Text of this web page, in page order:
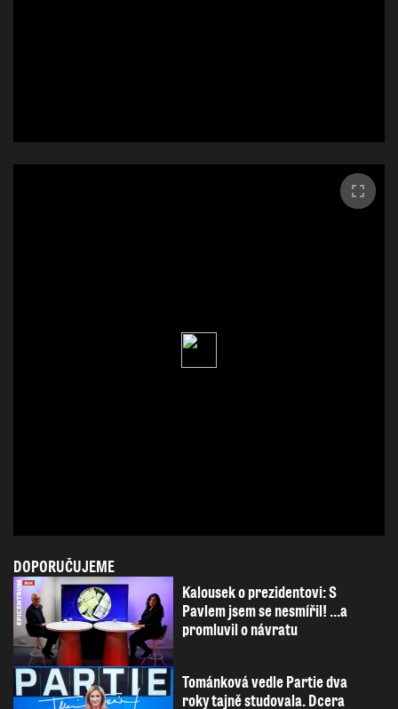
DOPORUČUJEME
Kalousek o prezidentovi: S
Pavlem jsem se nesmířil! ...a
promluvil o návratu
Tománková vedle Partie dva
roky tajně studovala. Dcera